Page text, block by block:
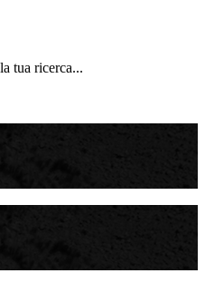
tua ricerca...